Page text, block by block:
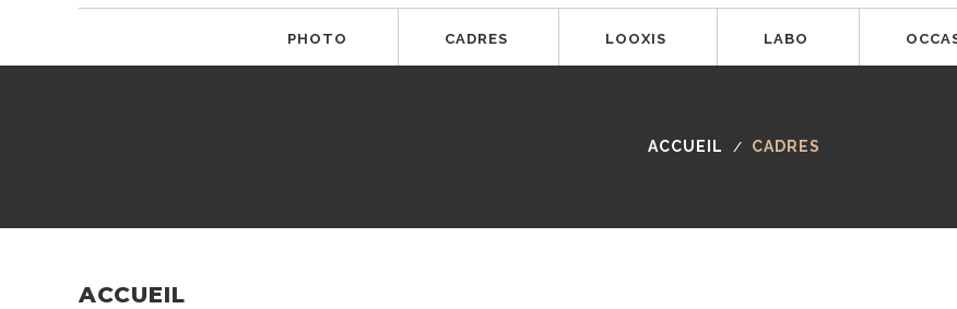
PHOTO CADRES LOOXIS LABO
ACCUEIL CADRES
ACCUEIL